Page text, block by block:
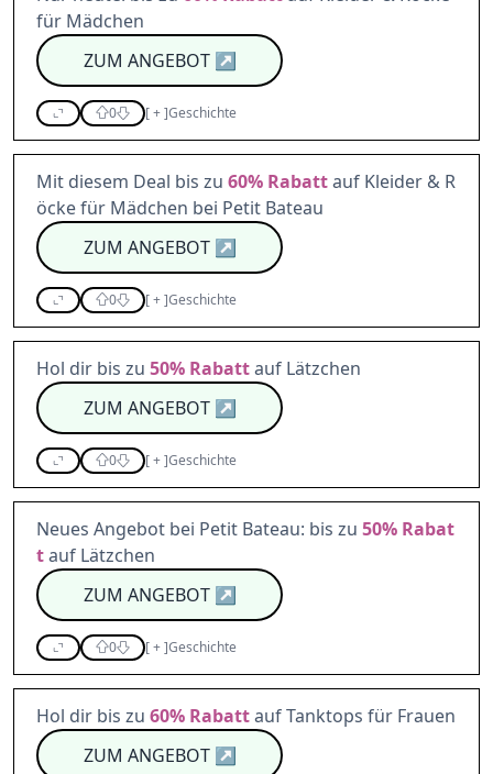
für Mädchen
ZUM ANGEBOT↗
0 [+]Geschichte
Mit diesem Deal bis zu 60% Rabattauf Kleider & R
öcke für Mädchen bei Petit Bateau
ZUM ANGEBOT↗
0 [+]Geschichte
Hol dir bis zu 50% Rabattauf Lätzchen
ZUM ANGEBOT↗
0 [+]Geschichte
Neues Angebot bei Petit Bateau: bis zu 50% Rabat
tauf Lätzchen
ZUM ANGEBOT↗
0 [+]Geschichte
Hol dir bis zu 60% Rabattauf Tanktops für Frauen
ZUM ANGEBOT↗